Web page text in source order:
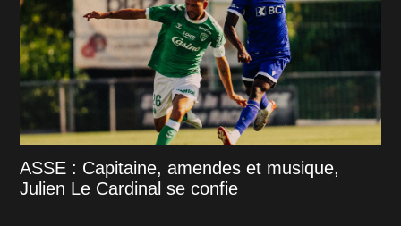
ASSE : Capitaine, amendes et musique,
Julien Le Cardinal se confie